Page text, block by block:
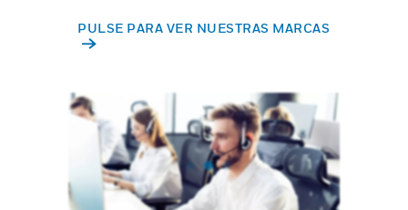
PULSE PARA VER NUESTRAS MARCAS